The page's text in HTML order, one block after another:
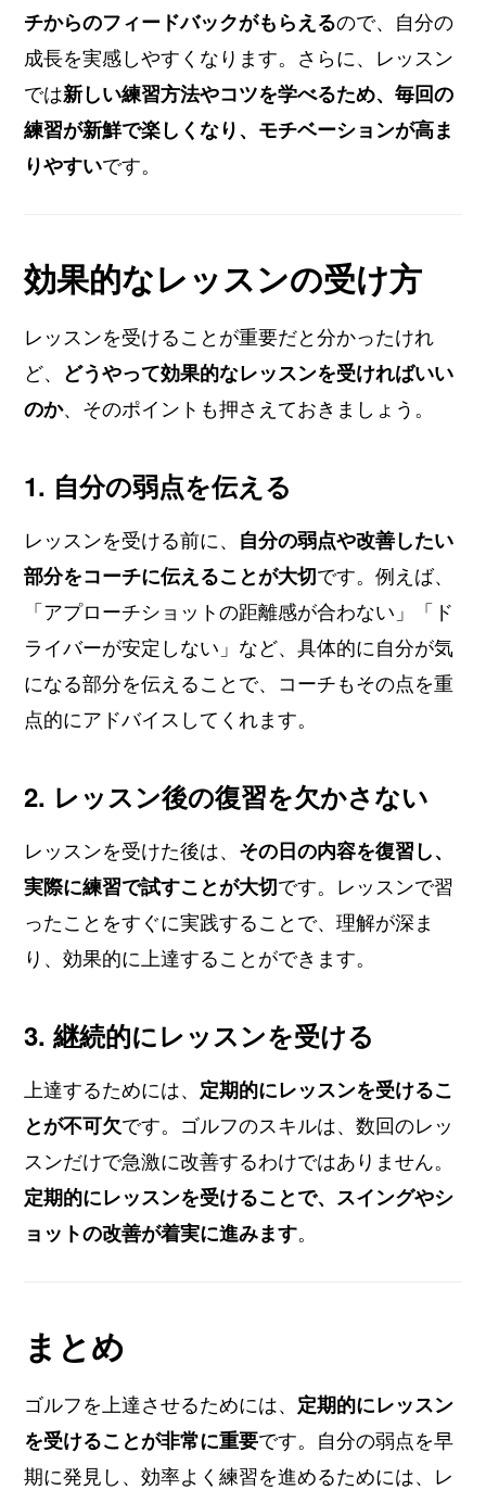
チからのフィードバックがもらえるので、自分の
成長を実感しやすくなります。さらに、レッスン
では新しい練習方法やコツを学べるため、毎回の
練習が新鮮で楽しくなり、モチベーションが高ま
りやすいです。
効果的なレッスンの受け方
レッスンを受けることが重要だと分かったけれ
ど、 どうやって効果的なレッスンを受ければいい
のか、そのポイントも押さえておきましょう。
1. 自分の弱点を伝える
レッスンを受ける前に、 自分の弱点や改善したい
部分をコーチに伝えることが大切です。例えば、
「アプローチショットの距離感が合わない」「ド
ライバーが安定しない」など、具体的に自分が気
になる部分を伝えることで、コーチもその点を重
点的にアドバイスしてくれます。
2. レッスン後の復習を欠かさない
レッスンを受けた後は、 その日の内容を復習し、
実際に練習で試すことが大切です。レッスンで習
ったことをすぐに実践することで、理解が深ま
り、効果的に上達することができます。
3. 継続的にレッスンを受ける
上達するためには、 定期的にレッスンを受けるこ
とが不可欠です。ゴルフのスキルは、数回のレッ
スンだけで急激に改善するわけではありません。
定期的にレッスンを受けることで、スイングやシ
ョットの改善が着実に進みます。
まとめ
ゴルフを上達させるためには、 定期的にレッスン
を受けることが非常に重要です。自分の弱点を早
期に発見し、効率よく練習を進めるためには、レ